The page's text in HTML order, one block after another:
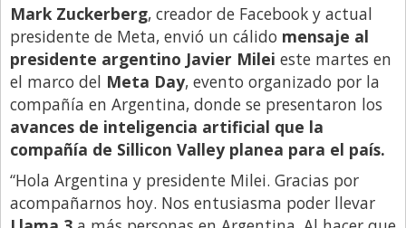
Entrevista Exclusiva
Finanzas
Gastronomia
Internacionales
La Opinión del Director
Legales
Libro de Quejas
Mark Zuckerberg, creador de Facebook y actual
presidente de Meta, envió un cálido mensaje al
presidente argentino Javier Milei este martes en
el marco del Meta Day, evento organizado por la
compañía en Argentina, donde se presentaron los
avances de inteligencia artificial que la
compañía de Sillicon Valley planea para el país.
“Hola Argentina y presidente Milei. Gracias por
acompañarnos hoy. Nos entusiasma poder llevar